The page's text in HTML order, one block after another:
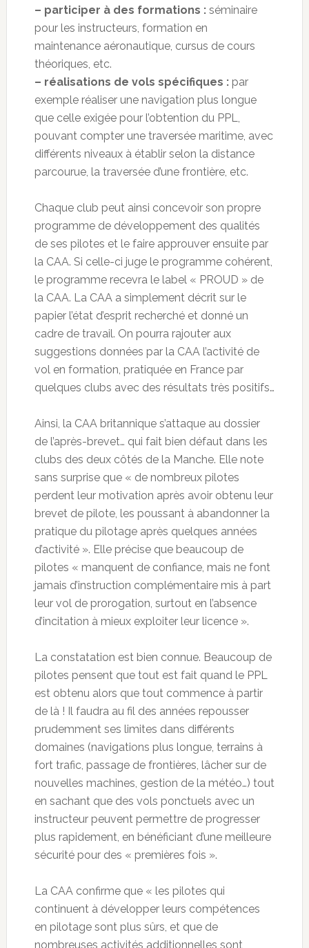
– participer à des formations : séminaire
pour les instructeurs, formation en
maintenance aéronautique, cursus de cours
théoriques, etc.
– réalisations de vols spécifiques :par
exemple réaliser une navigation plus longue
que celle exigée pour l’obtention du PPL,
pouvant compter une traversée maritime, avec
différents niveaux à établir selon la distance
parcourue, la traversée d’une frontière, etc.
Chaque club peut ainsi concevoir son propre
programme de développement des qualités
de ses pilotes et le faire approuver ensuite par
la CAA. Si celle-ci juge le programme cohérent,
le programme recevra le label « PROUD » de
la CAA. La CAA a simplement décrit sur le
papier l’état d’esprit recherché et donné un
cadre de travail. On pourra rajouter aux
suggestions données par la CAA l’activité de
vol en formation, pratiquée en France par
quelques clubs avec des résultats très positifs…
Ainsi, la CAA britannique s’attaque au dossier
de l’après-brevet… qui fait bien défaut dans les
clubs des deux côtés de la Manche. Elle note
sans surprise que « de nombreux pilotes
perdent leur motivation après avoir obtenu leur
brevet de pilote, les poussant à abandonner la
pratique du pilotage après quelques années
d’activité ». Elle précise que beaucoup de
pilotes « manquent de confiance, mais ne font
jamais d’instruction complémentaire mis à part
leur vol de prorogation, surtout en l’absence
d’incitation à mieux exploiter leur licence ».
La constatation est bien connue. Beaucoup de
pilotes pensent que tout est fait quand le PPL
est obtenu alors que tout commence à partir
de là ! Il faudra au fil des années repousser
prudemment ses limites dans différents
domaines (navigations plus longue, terrains à
fort trafic, passage de frontières, lâcher sur de
nouvelles machines, gestion de la météo…) tout
en sachant que des vols ponctuels avec un
instructeur peuvent permettre de progresser
plus rapidement, en bénéficiant d’une meilleure
sécurité pour des « premières fois ».
La CAA confirme que « les pilotes qui
continuent à développer leurs compétences
en pilotage sont plus sûrs, et que de
nombreuses activités additionnelles sont